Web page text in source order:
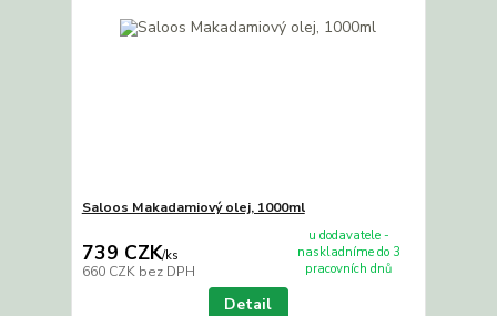
Saloos Makadamiový olej, 1000ml
739 CZK/ks
660 CZK bez DPH
u dodavatele -
naskladníme do 3
pracovních dnů
Detail